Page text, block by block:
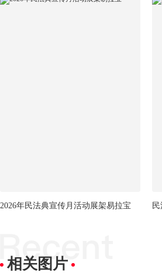
2026年民法典宣传月活动展架易拉宝
相关图片